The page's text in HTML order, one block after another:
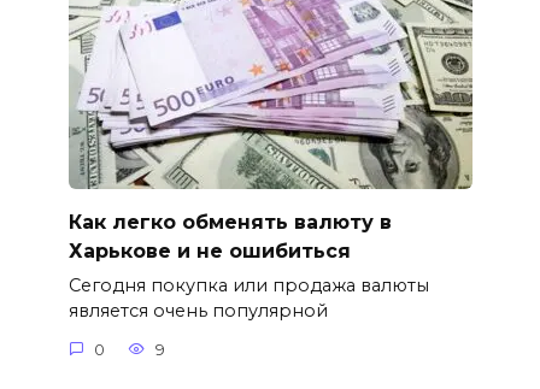
Как легко обменять валюту в
Харькове и не ошибиться
Сегодня покупка или продажа валюты
является очень популярной
0 9